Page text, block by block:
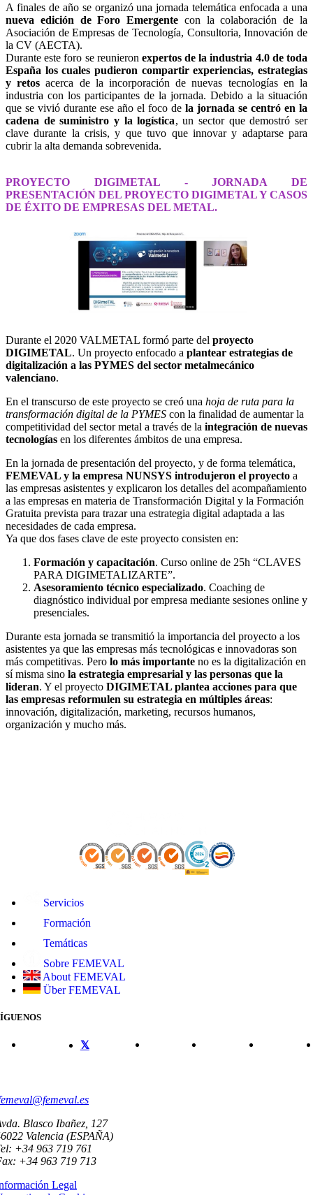
A finales de año se organizó una jornada telemática enfocada a una
nueva edición de Foro Emergente con la colaboración de la
Asociación de Empresas de Tecnología, Consultoria, Innovación de
la CV (AECTA).
Durante este foro se reunieron expertos de la industria 4.0 de toda
España los cuales pudieron compartir experiencias, estrategias
y retos acerca de la incorporación de nuevas tecnologías en la
industria con los participantes de la jornada. Debido a la situación
que se vivió durante ese año el foco de la jornada se centró en la
cadena de suministro y la logística, un sector que demostró ser
clave durante la crisis, y que tuvo que innovar y adaptarse para
cubrir la alta demanda sobrevenida.
PROYECTO DIGIMETAL - JORNADA DE
PRESENTACIÓN DEL PROYECTO DIGIMETAL Y CASOS
DE ÉXITO DE EMPRESAS DEL METAL.
Durante el 2020 VALMETAL formó parte del proyecto
DIGIMETAL. Un proyecto enfocado a plantear estrategias de
digitalización a las PYMES del sector metalmecánico
valenciano.
En el transcurso de este proyecto se creó una hoja de ruta para la
transformación digital de la PYMES con la finalidad de aumentar la
competitividad del sector metal a través de la integración de nuevas
tecnologías en los diferentes ámbitos de una empresa.
En la jornada de presentación del proyecto, y de forma telemática,
FEMEVAL y la empresa NUNSYS introdujeron el proyecto a
las empresas asistentes y explicaron los detalles del acompañamiento
a las empresas en materia de Transformación Digital y la Formación
Gratuita prevista para trazar una estrategia digital adaptada a las
necesidades de cada empresa.
Ya que dos fases clave de este proyecto consisten en:
Formación y capacitación. Curso online de 25h “CLAVES
PARA DIGIMETALIZARTE”.
Asesoramiento técnico especializado. Coaching de
diagnóstico individual por empresa mediante sesiones online y
presenciales.
Durante esta jornada se transmitió la importancia del proyecto a los
asistentes ya que las empresas más tecnológicas e innovadoras son
más competitivas. Pero lo más importante no es la digitalización en
sí misma sino la estrategia empresarial y las personas que la
lideran. Y el proyecto DIGIMETAL plantea acciones para que
las empresas reformulen su estrategia en múltiples áreas:
innovación, digitalización, marketing, recursos humanos,
organización y mucho más.
Servicios
Formación
Temáticas
Sobre FEMEVAL
About FEMEVAL
Über FEMEVAL
Blasco Ibañez, 127
Valencia (ESPAÑA)
+34 963 719 761
+34 963 719 713
Legal